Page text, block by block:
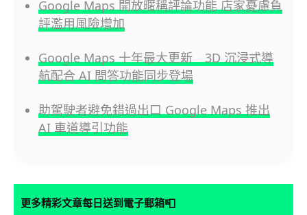
Google Maps 開放暱稱評論功能 店家憂慮負
評濫用風險增加
Google Maps 十年最大更新 3D 沉浸式導
航配合 AI 問答功能同步登場
助駕駛者避免錯過出口 Google Maps 推出
AI 車道導引功能
更多精彩文章每日送到電子郵箱📮